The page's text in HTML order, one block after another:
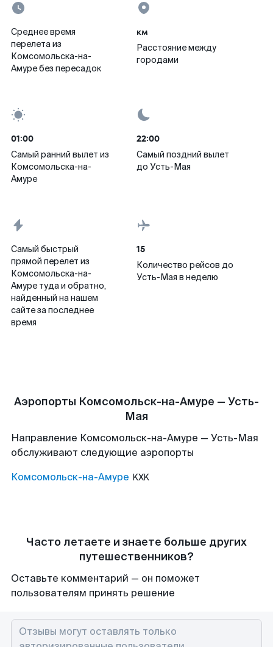
Среднее время
перелета из
Комсомольска-на-
Амуре без пересадок
км
Расстояние между
городами
01:00
Самый ранний вылет из
Комсомольска-на-
Амуре
22:00
Самый поздний вылет
до Усть-Мая
Самый быстрый
прямой перелет из
Комсомольска-на-
Амуре туда и обратно,
найденный на нашем
сайте за последнее
время
15
Количество рейсов до
Усть-Мая в неделю
Аэропорты Комсомольск-на-Амуре — Усть-
Мая
Направление Комсомольск-на-Амуре — Усть-Мая
обслуживают следующие аэропорты
Комсомольск-на-Амуре KXK
Часто летаете и знаете больше других
путешественников?
Оставьте комментарий — он поможет
пользователям принять решение